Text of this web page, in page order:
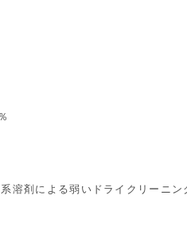
％
剤による弱いドライクリーニン